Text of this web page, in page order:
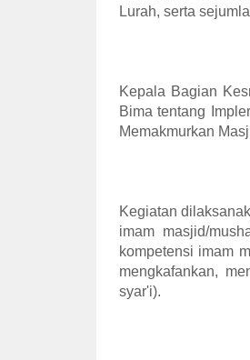
Lurah, serta
Kepala Bagian
Bima tentang
Memakmurkan
Kegiatan
imam masjid/
kompetensi imam
mengkafankan,
syar'i).